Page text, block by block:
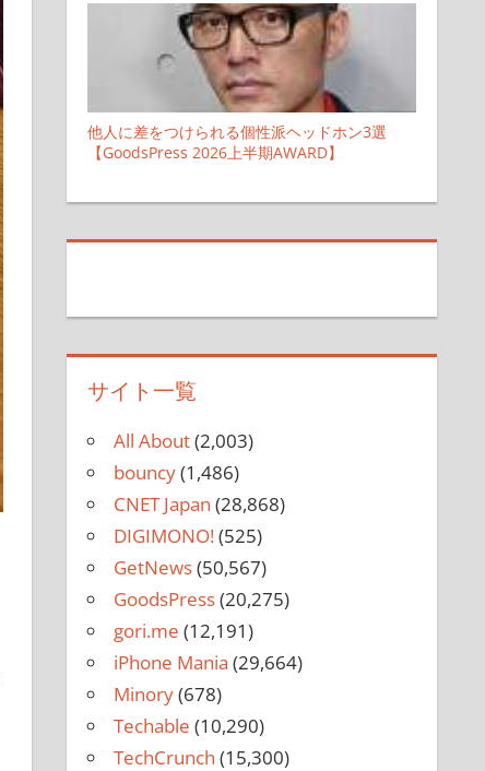
他人に差をつけられる個性派ヘッドホン3選
【GoodsPress 2026上半期AWARD】
サイト一覧
All About(2,003)
bouncy(1,486)
CNET Japan (28,868)
DIGIMONO!(525)
GetNews(50,567)
GoodsPress(20,275)
gori.me (12,191)
iPhone Mania (29,664)
Minory(678)
Techable (10,290)
TechCrunch (15,300)